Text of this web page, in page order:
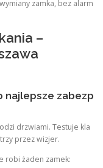
zamka, bez alarm
–
najlepsze zabezp
drzwiami. Testuje kla
przez wizjer.
robi żaden zamek: